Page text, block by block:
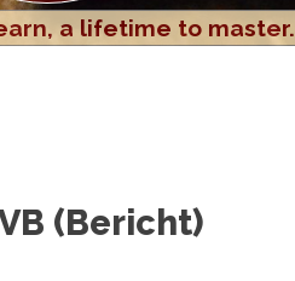
a lifetime to master.
(Bericht)